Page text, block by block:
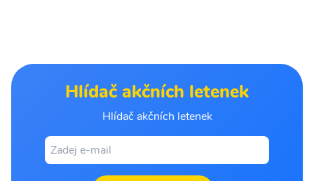
Hlídač akčních letenek
Hlídač akčních letenek